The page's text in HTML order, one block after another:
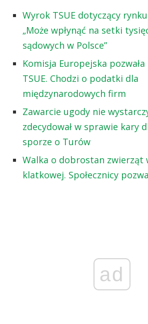
Wyrok TSUE dotyczący
„Może wpłynąć na setki
sądowych w Polsce”
Komisja Europejska
TSUE. Chodzi o podatki dla
międzynarodowych firm
Zawarcie ugody nie
zdecydował w sprawie kary
sporze o Turów
Walka o dobrostan zwierząt
klatkowej. Społecznicy
ad